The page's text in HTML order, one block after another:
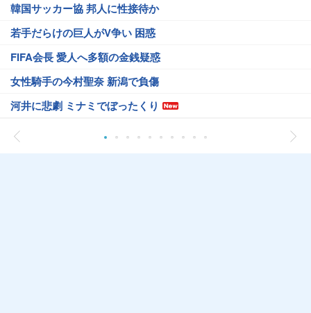
韓国サッカー協 邦人に性接待か
若手だらけの巨人がV争い 困惑
FIFA会長 愛人へ多額の金銭疑惑
女性騎手の今村聖奈 新潟で負傷
河井に悲劇 ミナミでぼったくり